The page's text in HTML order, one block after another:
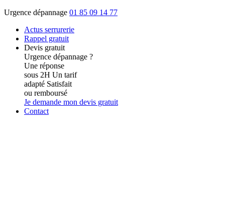
Urgence dépannage 01 85 09 14 77
Actus serrurerie
Rappel gratuit
Devis gratuit
Urgence dépannage ?
Une réponse
sous 2H Un tarif
adapté Satisfait
ou remboursé
Je demande mon devis gratuit
Contact